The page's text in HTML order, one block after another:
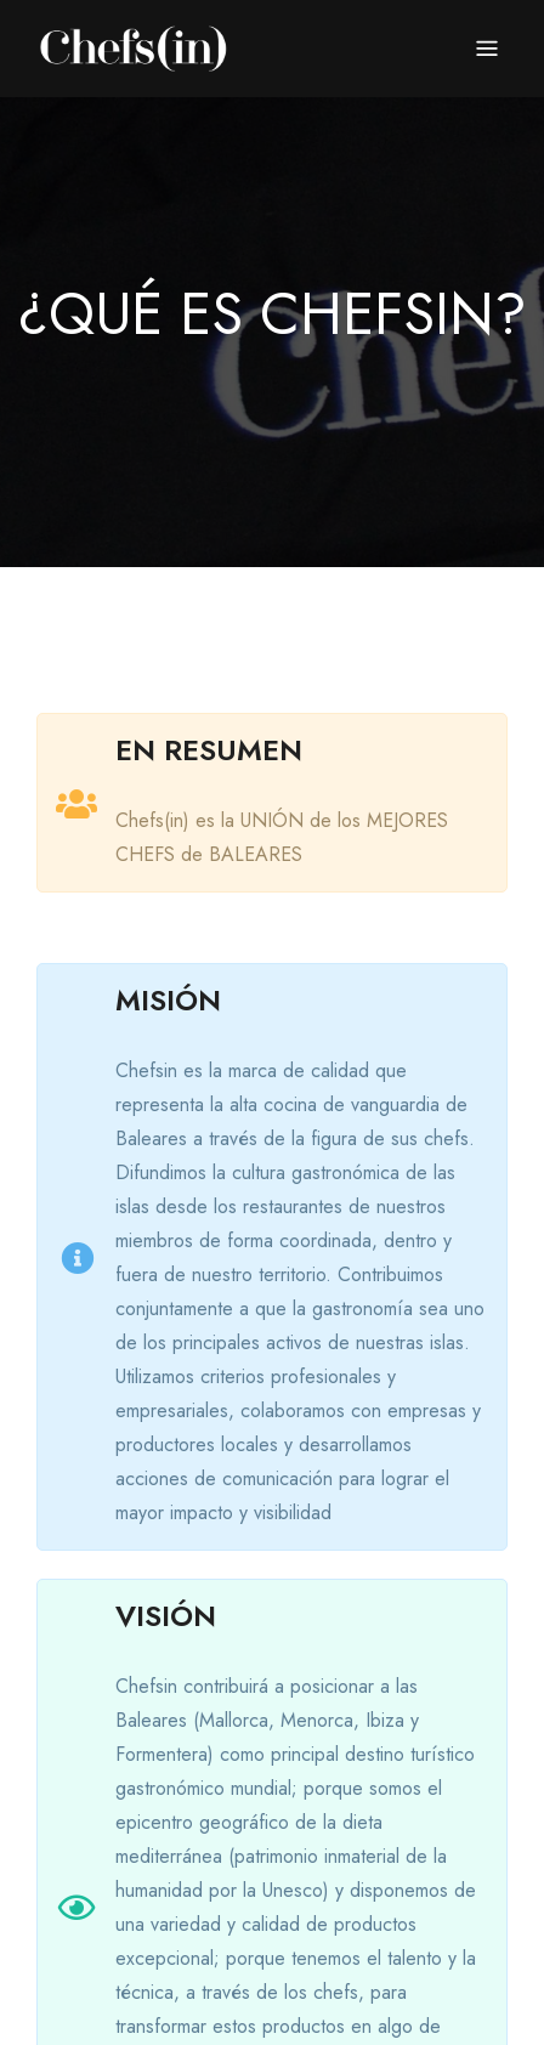
¿QUÉ ES CHEFSIN?
EN RESUMEN
Chefs(in) es la UNIÓN de los MEJORES
CHEFS de BALEARES
MISIÓN
Chefsin es la marca de calidad que
representa la alta cocina de vanguardia de
Baleares a través de la figura de sus chefs.
Difundimos la cultura gastronómica de las
islas desde los restaurantes de nuestros
miembros de forma coordinada, dentro y
fuera de nuestro territorio. Contribuimos
conjuntamente a que la gastronomía sea uno
de los principales activos de nuestras islas.
Utilizamos criterios profesionales y
empresariales, colaboramos con empresas y
productores locales y desarrollamos
acciones de comunicación para lograr el
mayor impacto y visibilidad
VISIÓN
Chefsin contribuirá a posicionar a las
Baleares (Mallorca, Menorca, Ibiza y
Formentera) como principal destino turístico
gastronómico mundial; porque somos el
epicentro geográfico de la dieta
mediterránea (patrimonio inmaterial de la
humanidad por la Unesco) y disponemos de
una variedad y calidad de productos
excepcional; porque tenemos el talento y la
técnica, a través de los chefs, para
transformar estos productos en algo de